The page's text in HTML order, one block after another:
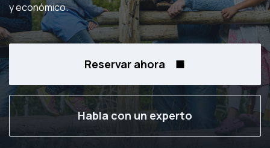
y económico.
Reservar ahora
Habla con un experto